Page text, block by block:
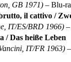
GB 1971) – Blu-
il cattivo /
IT/ES/BRD 1966)
/ Das heiße Leben
IT/FR 1963)